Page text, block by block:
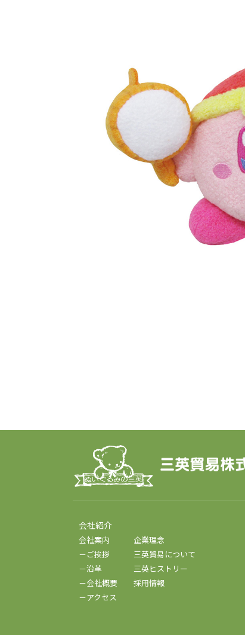
会社紹介
会社案内
－ご挨拶
－沿革
－会社概要
－アクセス
企業理念
三英貿易について
三英ヒストリー
採用情報